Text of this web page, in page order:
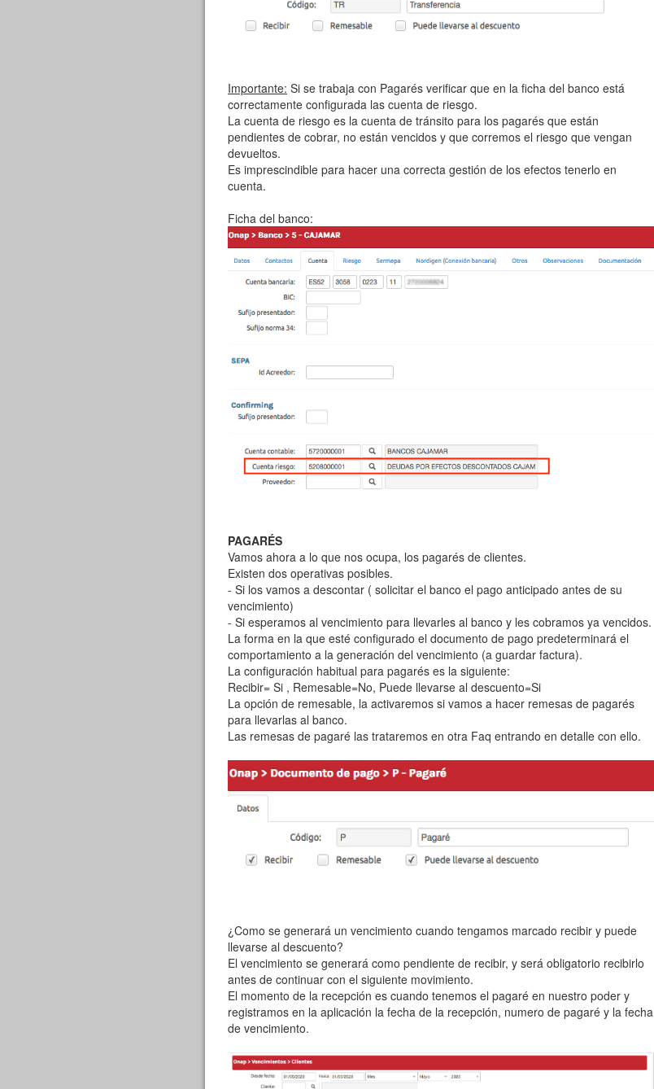
Importante: Si se trabaja con Pagarés verificar que en la ficha del banco está
correctamente configurada las cuenta de riesgo.
La cuenta de riesgo es la cuenta de tránsito para los pagarés que están
pendientes de cobrar, no están vencidos y que corremos el riesgo que vengan
devueltos.
Es imprescindible para hacer una correcta gestión de los efectos tenerlo en
cuenta.
Ficha del banco:
PAGARÉS
Vamos ahora a lo que nos ocupa, los pagarés de clientes.
Existen dos operativas posibles.
- Si los vamos a descontar ( solicitar el banco el pago anticipado antes de su
vencimiento)
- Si esperamos al vencimiento para llevarles al banco y les cobramos ya vencidos.
La forma en la que esté configurado el documento de pago predeterminará el
comportamiento a la generación del vencimiento (a guardar factura).
La configuración habitual para pagarés es la siguiente:
Recibir= Si , Remesable=No, Puede llevarse al descuento=Si
La opción de remesable, la activaremos si vamos a hacer remesas de pagarés
para llevarlas al banco.
Las remesas de pagaré las trataremos en otra Faq entrando en detalle con ello.
¿Como se generará un vencimiento cuando tengamos marcado recibir y puede
llevarse al descuento?
El vencimiento se generará como pendiente de recibir, y será obligatorio recibirlo
antes de continuar con el siguiente movimiento.
El momento de la recepción es cuando tenemos el pagaré en nuestro poder y
registramos en la aplicación la fecha de la recepción, numero de pagaré y la fecha
de vencimiento.